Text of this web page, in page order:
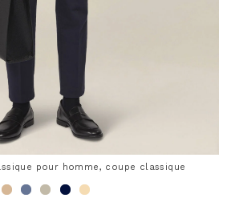
pour homme, coupe classique